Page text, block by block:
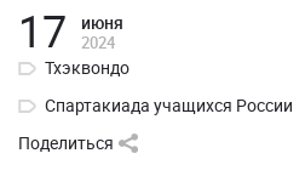
17 июня
2024
Тхэквондо
Спартакиада учащихся России
Поделиться